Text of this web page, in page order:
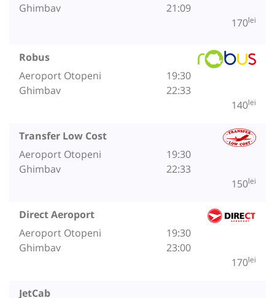
Ghimbav
21:09
170lei
Robus
Aeroport Otopeni
Ghimbav
19:30
22:33
140lei
Transfer Low Cost
Aeroport Otopeni
Ghimbav
19:30
22:33
150lei
Direct Aeroport
Aeroport Otopeni
Ghimbav
19:30
23:00
170lei
JetCab